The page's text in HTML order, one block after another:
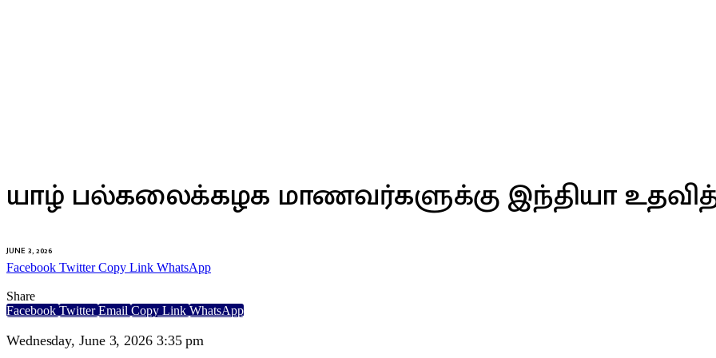
யாழ் பல்கலைக்கழக மாணவர்களுக்கு இந்தியா
JUNE 3, 2026
Facebook Twitter Copy Link WhatsApp
Share
Facebook Twitter Email Copy Link WhatsApp
Wednesday, June 3, 2026 3:35 pm